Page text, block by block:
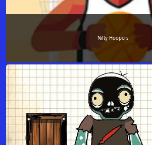
Nifty Hoopers